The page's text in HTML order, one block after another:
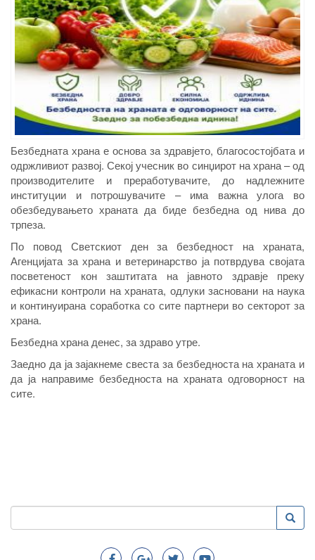
Безбедната храна е основа за здравјето, благосостојбата и
одржливиот развој. Секој учесник во синџирот на храна – од
производителите и преработувачите, до надлежните
институции и потрошувачите – има важна улога во
обезбедувањето храната да биде безбедна од нива до
трпеза.
По повод Светскиот ден за безбедност на храната,
Агенцијата за храна и ветеринарство ја потврдува својата
посветеност кон заштитата на јавното здравје преку
ефикасни контроли на храната, одлуки засновани на наука
и континуирана соработка со сите партнери во секторот за
храна.
Безбедна храна денес, за здраво утре.
Заедно да ја зајакнеме свеста за безбедноста на храната и
да ја направиме безбедноста на храната одговорност на
сите.
Search
Пребарување